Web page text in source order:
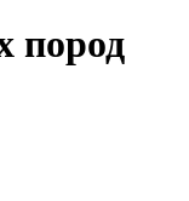
пород